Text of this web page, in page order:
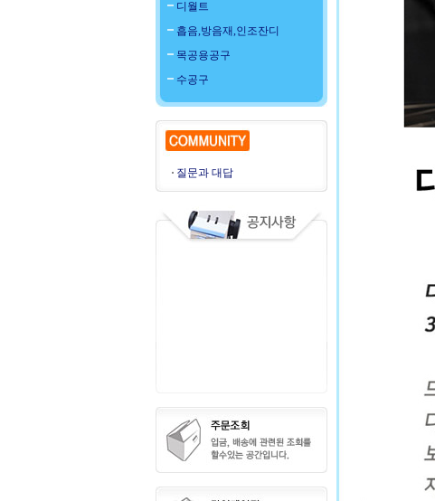
디월트
흡음,방음재,인조잔디
목공용공구
수공구
질문과 대답